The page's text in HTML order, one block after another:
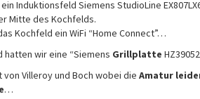
Induktionsfeld Siemens StudioLine
Mitte des Kochfelds.
Kochfeld ein WiFi “Home Connect”…
hatten wir eine “Siemens Grillplatte
von Villeroy und Boch wobei die Amatur
…